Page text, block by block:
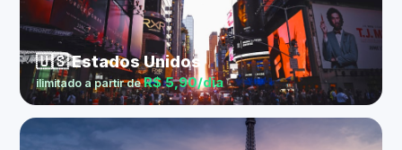
🇺🇸 Estados Unidos
ilimitado a partir deR$ 5,90/dia